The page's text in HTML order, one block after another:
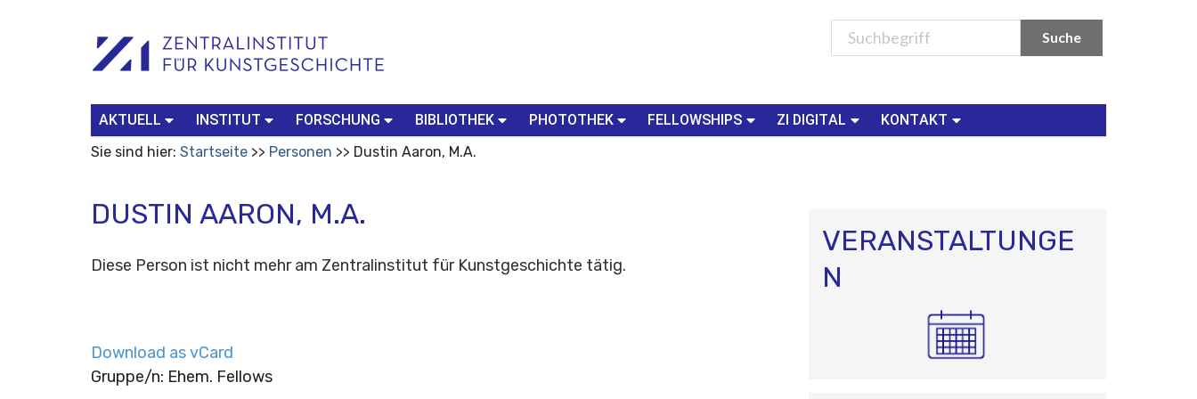
Werkzeuge
Search…
AKTUELL INSTITUT FORSCHUNG BIBLIOTHEK PHOTOTHEK FELLOWSHIPS ZI DIGITAL
KONTAKT
Sie sind hier: Startseite Personen Dustin Aaron, M.A.
DUSTIN AARON, M.A.
Diese Person ist nicht mehr am Zentralinstitut für Kunstgeschichte tätig.
Download as vCard
Gruppe/n: Ehem. Fellows
VERANSTALTUNGE
N